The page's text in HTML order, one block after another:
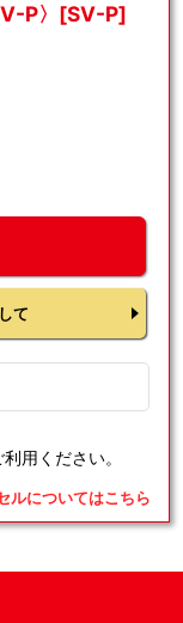
P〉[SV-P]
て
利用ください。
ルについてはこちら